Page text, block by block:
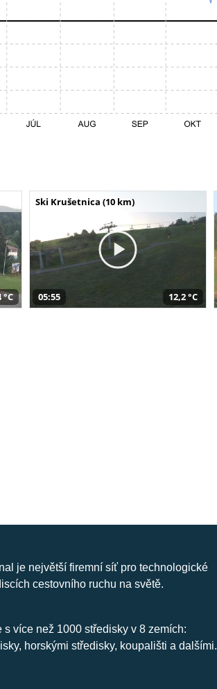
°C
Ski Krušetnica (10 km)
05:55 12,2 °C
je největší firemní síť pro technologické
cestovního ruchu na světě.
s více než 1000 středisky v 8 zemích:
horskými středisky, koupališti a dalšími.